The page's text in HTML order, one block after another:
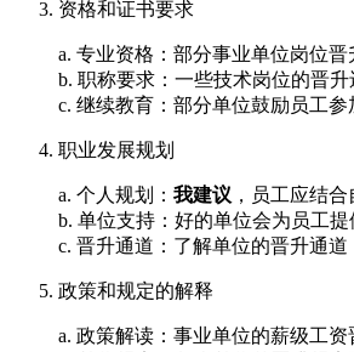
资格和证书要求
a. 专业资格：部分事业单位岗位
b. 职称要求：一些技术岗位的晋
c. 继续教育：部分单位鼓励员工
职业发展规划
a. 个人规划： 我建议 ，员工应结
b. 单位支持：好的单位会为员工
c. 晋升通道：了解单位的晋升通
政策和规定的解释
a. 政策解读：事业单位的薪级工